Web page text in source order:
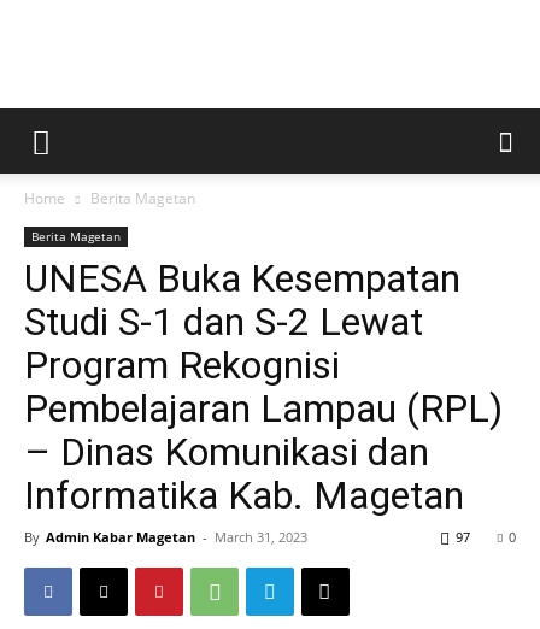
Kabar
Home Berita Magetan
Berita Magetan
UNESA Buka Kesempatan
Studi S-1 dan S-2 Lewat
Program Rekognisi
Pembelajaran Lampau (RPL)
– Dinas Komunikasi dan
Informatika Kab. Magetan
By Admin Kabar Magetan - March 31, 2023 0
97